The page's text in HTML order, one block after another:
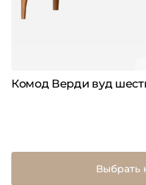
Комод Верди вуд
Выбрать